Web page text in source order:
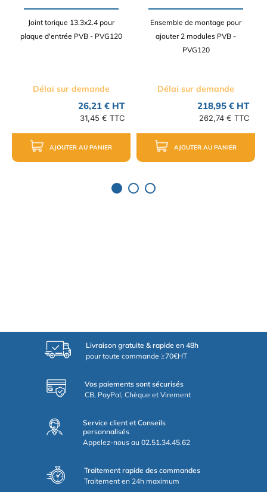
Joint torique 13.3x2.4 pour
plaque d'entrée PVB - PVG120
Délai sur demande
26,21 € HT
31,45 € TTC
AJOUTER AU PANIER
Ensemble de montage pour
ajouter 2 modules PVB -
PVG120
Délai sur demande
218,95 € HT
262,74 € TTC
AJOUTER AU PANIER
Livraison gratuite & rapide en 48h
pour toute commande ≥70€HT
Vos paiements sont sécurisés
CB, PayPal, Chèque et Virement
Service client et Conseils
personnalisés
Appelez-nous au 02.51.34.45.62
Traitement rapide des commandes
Traitement en 24h maximum